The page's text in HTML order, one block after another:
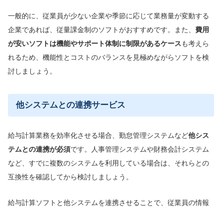
一般的に、従業員が少ない企業や季節に応じて業務量が変動する
企業であれば、従量課金制のソフトがおすすめです。また、 費用
が安いソフトは機能やサポート体制に制限があるケースも考えら
れるため、機能性とコストのバランスを見極めながらソフトを検
討しましょう。
他システムとの連携サービス
給与計算業務を効率化させる場合、勤怠管理システムなど他シス
テムとの連携が必須です。人事管理システムや財務会計システム
など、すでに複数のシステムを利用している場合は、それらとの
互換性を確認してから検討しましょう。
給与計算ソフトと他システムを連携させることで、従業員の情報